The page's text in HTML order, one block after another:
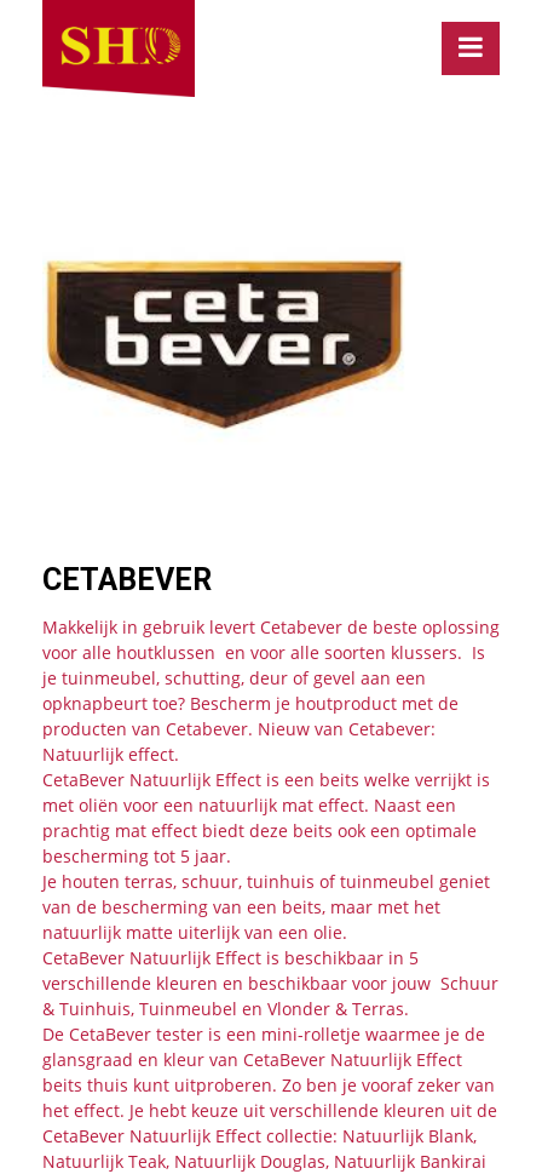
CETABEVER
Makkelijk in gebruik levert Cetabever de beste oplossing
voor alle houtklussen en voor alle soorten klussers. Is
je tuinmeubel, schutting, deur of gevel aan een
opknapbeurt toe? Bescherm je houtproduct met de
producten van Cetabever. Nieuw van Cetabever:
Natuurlijk effect.
CetaBever Natuurlijk Effect is een beits welke verrijkt is
met oliën voor een natuurlijk mat effect. Naast een
prachtig mat effect biedt deze beits ook een optimale
bescherming tot 5 jaar.
Je houten terras, schuur, tuinhuis of tuinmeubel geniet
van de bescherming van een beits, maar met het
natuurlijk matte uiterlijk van een olie.
CetaBever Natuurlijk Effect is beschikbaar in 5
verschillende kleuren en beschikbaar voor jouw Schuur
& Tuinhuis, Tuinmeubel en Vlonder & Terras.
De CetaBever tester is een mini-rolletje waarmee je de
glansgraad en kleur van CetaBever Natuurlijk Effect
beits thuis kunt uitproberen. Zo ben je vooraf zeker van
het effect. Je hebt keuze uit verschillende kleuren uit de
CetaBever Natuurlijk Effect collectie: Natuurlijk Blank,
Natuurlijk Teak, Natuurlijk Douglas, Natuurlijk Bankirai